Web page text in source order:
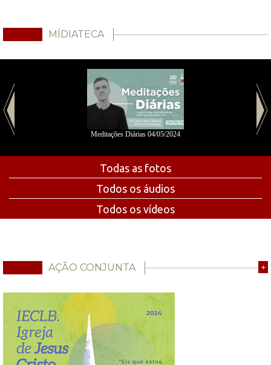
MÍDIATECA
Meditações Diárias 04/05/2024
Todas as fotos
Todos os áudios
Todos os vídeos
AÇÃO CONJUNTA +